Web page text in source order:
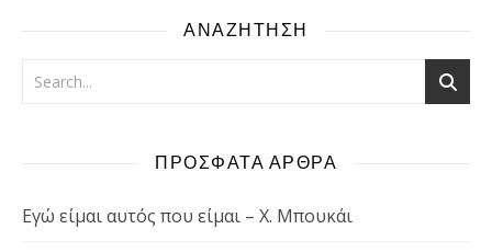
ΑΝΑΖΗΤΗΣΗ
ΠΡΟΣΦΑΤΑ ΑΡΘΡΑ
Εγώ είμαι αυτός που είμαι – Χ. Μπουκάι